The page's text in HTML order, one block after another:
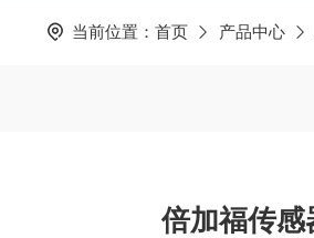
当前位置： 首页 产品中心
倍加福传感